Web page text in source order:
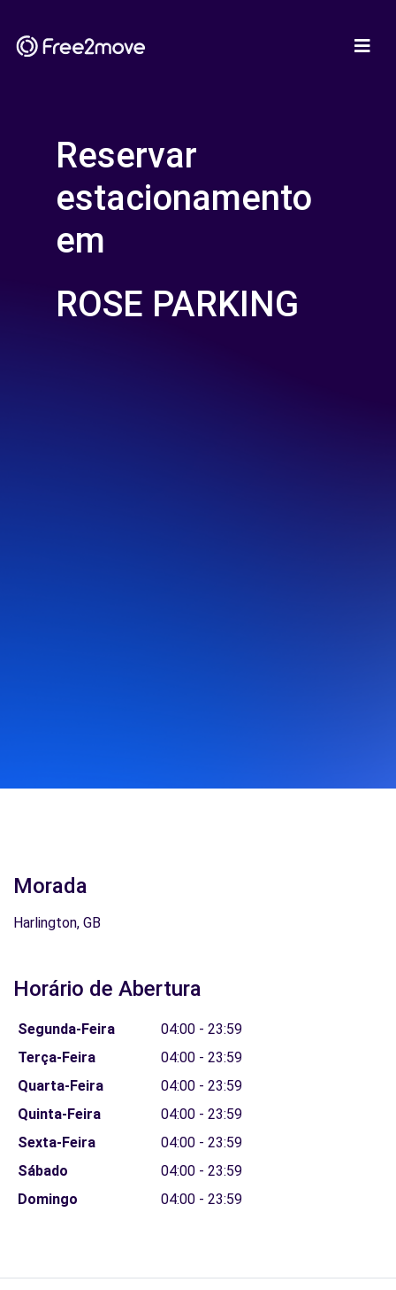
Reservar
estacionamento
em
ROSE PARKING
Morada
Harlington, GB
Horário de Abertura
Segunda-Feira
04:00 - 23:59
Terça-Feira
04:00 - 23:59
Quarta-Feira
04:00 - 23:59
Quinta-Feira
04:00 - 23:59
Sexta-Feira
04:00 - 23:59
Sábado
04:00 - 23:59
Domingo
04:00 - 23:59